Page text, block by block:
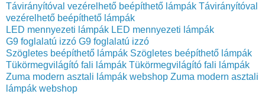
Távirányítóval vezérelhető beépíthető lámpák Távirányítóval
vezérelhető beépíthető lámpák
LED mennyezeti lámpák LED mennyezeti lámpák
G9 foglalatú izzó G9 foglalatú izzó
Szögletes beépíthető lámpák Szögletes beépíthető lámpák
Tükörmegvilágító fali lámpák Tükörmegvilágító fali lámpák
Zuma modern asztali lámpák webshop Zuma modern asztali
lámpák webshop